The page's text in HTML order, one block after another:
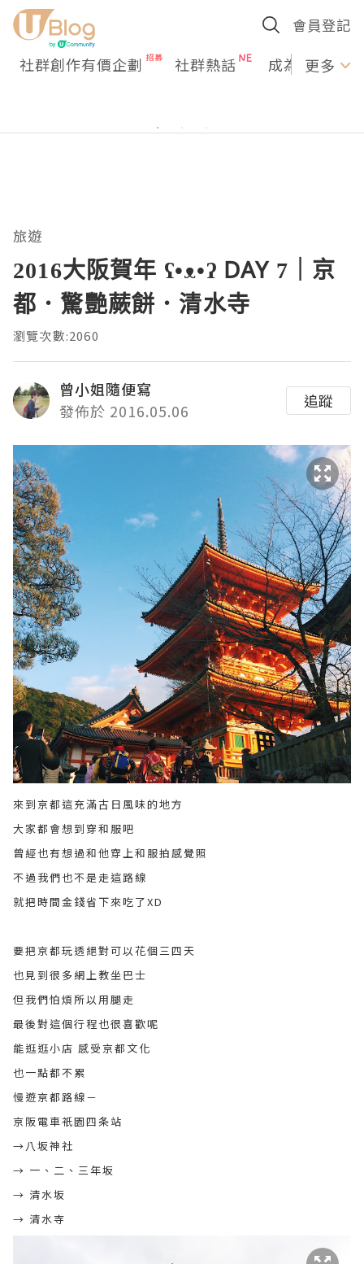
會員登記
社群創作有價企劃 社群熱話 成為U更多
旅遊
2016大阪賀年 ʕ•ᴥ•ʔ DAY 7｜京
都．驚艷蕨餅．清水寺
瀏覽次數:2060
曾小姐隨便寫
發佈於 2016.05.06
追蹤
來到京都這充滿古日風味的地方
大家都會想到穿和服吧
曾經也有想過和他穿上和服拍感覺照
不過我們也不是走這路線
就把時間金錢省下來吃了XD
要把京都玩透絕對可以花個三四天
也見到很多網上教坐巴士
但我們怕煩所以用腿走
最後對這個行程也很喜歡呢
能逛逛小店 感受京都文化
也一點都不累
慢遊京都路線－
京阪電車祇園四条站
→八坂神社
→ 一、二、三年坂
→ 清水坂
→ 清水寺